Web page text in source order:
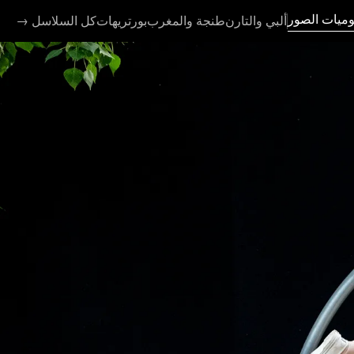
الصور ألبي والتارنطنجة والمغرببورتريهاتكل السلاسل →